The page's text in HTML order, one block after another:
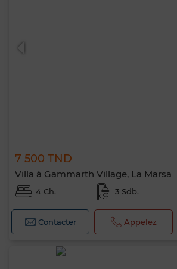
7 500 TND
Villa à Gammarth Village, La Marsa
4 Ch. 3 Sdb.
Contacter Appelez